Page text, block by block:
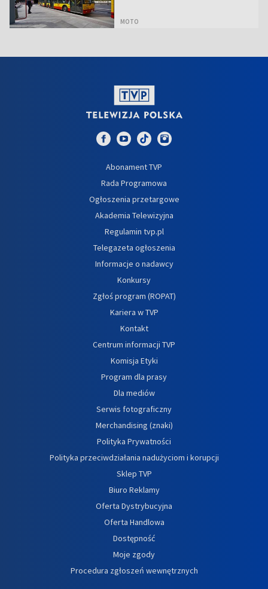
MOTO
Abonament TVP
Rada Programowa
Ogłoszenia przetargowe
Akademia Telewizyjna
Regulamin tvp.pl
Telegazeta ogłoszenia
Informacje o nadawcy
Konkursy
Zgłoś program (ROPAT)
Kariera w TVP
Kontakt
Centrum informacji TVP
Komisja Etyki
Program dla prasy
Dla mediów
Serwis fotograficzny
Merchandising (znaki)
Polityka Prywatności
Polityka przeciwdziałania nadużyciom i korupcji
Sklep TVP
Biuro Reklamy
Oferta Dystrybucyjna
Oferta Handlowa
Dostępność
Moje zgody
Procedura zgłoszeń wewnętrznych